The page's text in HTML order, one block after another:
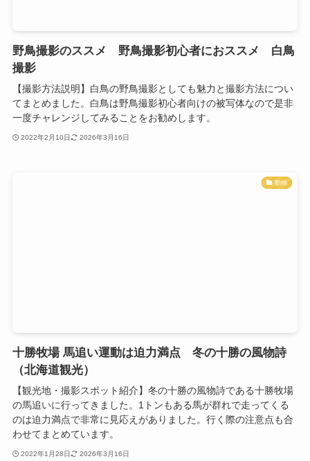
野鳥撮影のススメ 野鳥撮影初心者におススメ 白鳥
撮影
【撮影方法説明】白鳥の野鳥撮影としても魅力と撮影方法につい
てまとめました。白鳥は野鳥撮影初心者向けの被写体なので是非
一度チャレンジしてみることをお勧めします。
2022年2月10日 2026年3月16日
動物
十勝牧場 馬追い運動は迫力満点 冬の十勝の風物詩
（北海道観光）
【観光地・撮影スポット紹介】冬の十勝の風物詩である十勝牧場
の馬追いに行ってきました。1トンもある馬が群れで走ってくる
のは迫力満点で非常に見応えがありました。行く際の注意点も合
わせてまとめています。
2022年1月28日 2026年3月16日